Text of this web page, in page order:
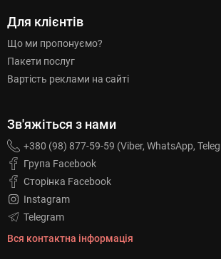
Для клієнтів
Що ми пропонуємо?
Пакети послуг
Вартість реклами на сайті
Зв'яжіться з нами
+380 (98) 877-59-59 (Viber, WhatsApp,
Група Facebook
Сторінка Facebook
Instagram
Telegram
Вся контактна інформація